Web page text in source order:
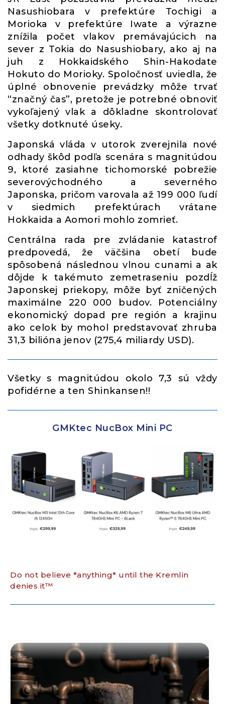
Nasushiobara v prefektúre Tochigi a
Morioka v prefektúre Iwate a výrazne
znížila počet vlakov premávajúcich na
sever z Tokia do Nasushiobary, ako aj na
juh z Hokkaidského Shin-Hakodate
Hokuto do Morioky. Spoločnosť uviedla, že
úplné obnovenie prevádzky môže trvať
“značný čas”, pretože je potrebné obnoviť
vykoľajený vlak a dôkladne skontrolovať
všetky dotknuté úseky.
Japonská vláda v utorok zverejnila nové
odhady škôd podľa scenára s magnitúdou
9, ktoré zasiahne tichomorské pobrežie
severovýchodného a severného
Japonska, pričom varovala až 199 000 ľudí
v siedmich prefektúrach vrátane
Hokkaida a Aomori mohlo zomrieť.
Centrálna rada pre zvládanie katastrof
predpovedá, že väčšina obetí bude
spôsobená následnou vlnou cunami a ak
dôjde k takémuto zemetraseniu pozdĺž
Japonskej priekopy, môže byť zničených
maximálne 220 000 budov. Potenciálny
ekonomický dopad pre región a krajinu
ako celok by mohol predstavovať zhruba
31,3 bilióna jenov (275,4 miliardy USD).
Všetky s magnitúdou okolo 7,3 sú vždy
pofidérne a ten Shinkansen!!
GMKtec NucBox Mini PC
Do not believe *anything* until the Kremlin
denies it™